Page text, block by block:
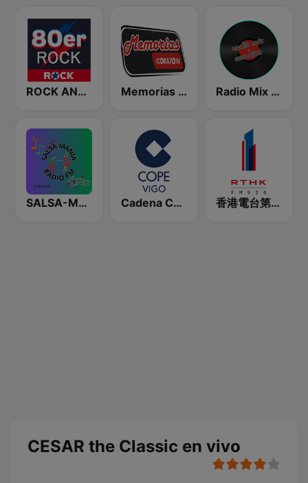
ROCK ANTENNE 80er Rock Memorias del Corazón Radio Mix Cumbias
SALSA-MANIA RADIO FM Cadena COPE Vigo 香港電台第一台 RTHK Radio 1
CESAR the Classic en vivo